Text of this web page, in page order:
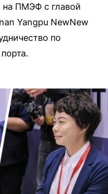
на ПМЭФ с главой
Yangpu NewNew
по